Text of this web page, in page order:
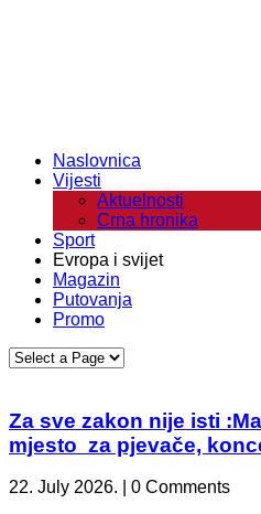
Naslovnica
Vijesti
Aktuelnosti
Crna hronika
Sport
Evropa i svijet
Magazin
Putovanja
Promo
Za sve zakon nije isti
mjesto za pjevače,
22. July 2026. | 0 Comments